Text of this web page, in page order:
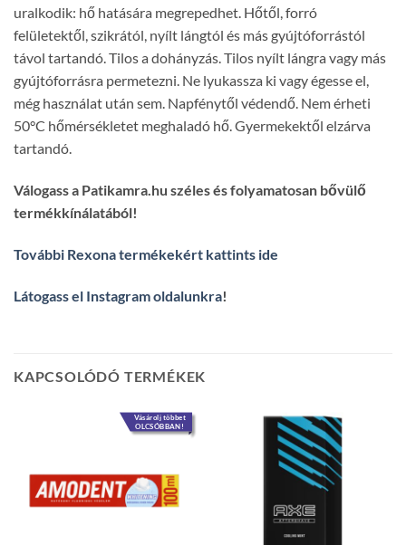
uralkodik: hő hatására megrepedhet. Hőtől, forró
felületektől, szikrától, nyílt lángtól és más gyújtóforrástól
távol tartandó. Tilos a dohányzás. Tilos nyílt lángra vagy más
gyújtóforrásra permetezni. Ne lyukassza ki vagy égesse el,
még használat után sem. Napfénytől védendő. Nem érheti
50°C hőmérsékletet meghaladó hő. Gyermekektől elzárva
tartandó.
Válogass a Patikamra.hu széles és folyamatosan bővülő
termékkínálatából!
További Rexona termékekért kattints ide
Látogass el Instagram oldalunkra!
KAPCSOLÓDÓ TERMÉKEK
Vásárolj többet
OLCSÓBBAN!